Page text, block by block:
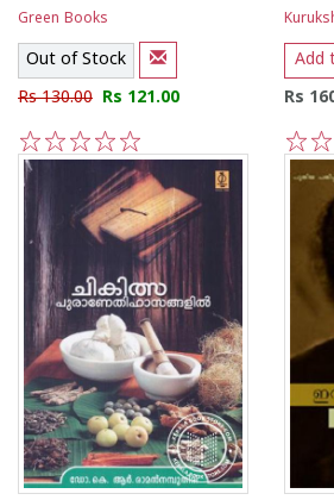
Green Books
Out of Stock
Rs 130.00 Rs 121.00
5
4
3
2
1
Add
Rs
2
1